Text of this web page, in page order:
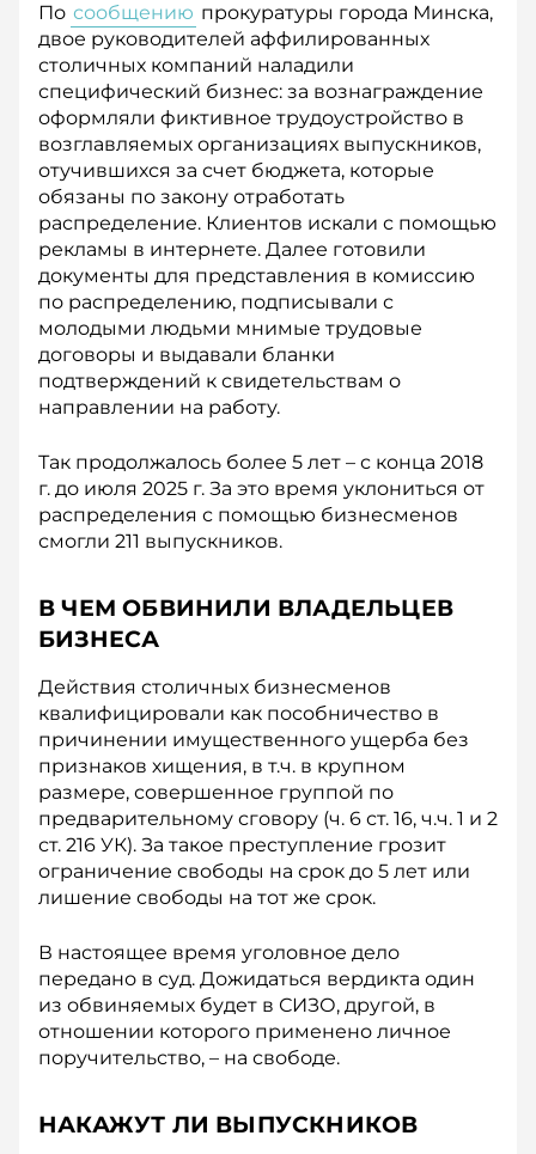
По сообщению прокуратуры города Минска,
двое руководителей аффилированных
столичных компаний наладили
специфический бизнес: за вознаграждение
оформляли фиктивное трудоустройство в
возглавляемых организациях выпускников,
отучившихся за счет бюджета, которые
обязаны по закону отработать
распределение. Клиентов искали с помощью
рекламы в интернете. Далее готовили
документы для представления в комиссию
по распределению, подписывали с
молодыми людьми мнимые трудовые
договоры и выдавали бланки
подтверждений к свидетельствам о
направлении на работу.
Так продолжалось более 5 лет – с конца 2018
г. до июля 2025 г. За это время уклониться от
распределения с помощью бизнесменов
смогли 211 выпускников.
В ЧЕМ ОБВИНИЛИ ВЛАДЕЛЬЦЕВ
БИЗНЕСА
Действия столичных бизнесменов
квалифицировали как пособничество в
причинении имущественного ущерба без
признаков хищения, в т.ч. в крупном
размере, совершенное группой по
предварительному сговору (ч. 6 ст. 16, ч.ч. 1 и 2
ст. 216 УК). За такое преступление грозит
ограничение свободы на срок до 5 лет или
лишение свободы на тот же срок.
В настоящее время уголовное дело
передано в суд. Дожидаться вердикта один
из обвиняемых будет в СИЗО, другой, в
отношении которого применено личное
поручительство, – на свободе.
НАКАЖУТ ЛИ ВЫПУСКНИКОВ